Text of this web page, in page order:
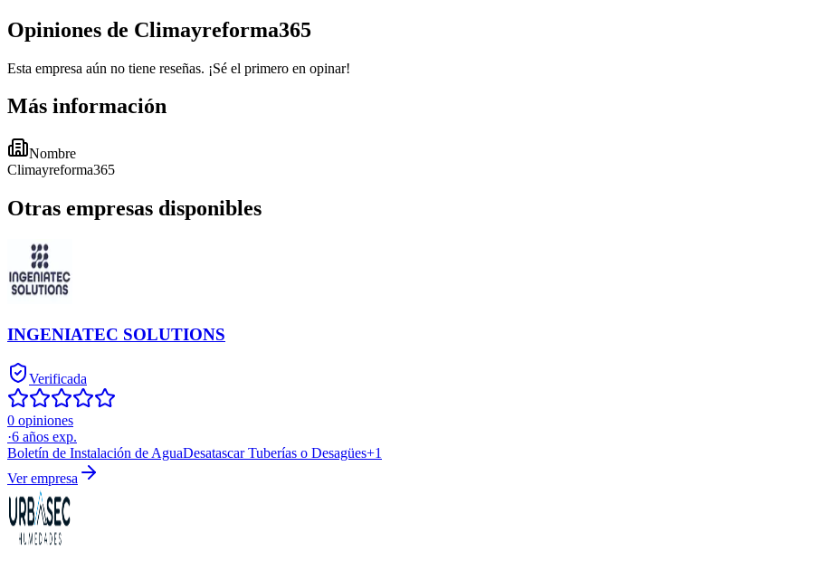
Opiniones de Climayreforma365
Esta empresa aún no tiene reseñas. ¡Sé el primero en opinar!
Más información
Nombre
Climayreforma365
Otras empresas disponibles
INGENIATEC SOLUTIONS
Verificada
0 opiniones
·6 años exp.
Boletín de Instalación de AguaDesatascar Tuberías o Desagües+1
Ver empresa